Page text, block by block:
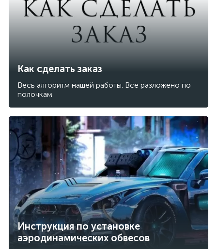
Как сделать заказ
Весь алгоритм нашей работы. Все разложено по
полочкам
Инструкция по установке
аэродинамических обвесов